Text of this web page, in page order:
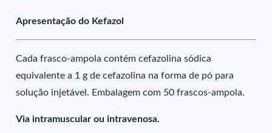
Apresentação do Kefazol
Cada frasco-ampola contém cefazolina sódica
equivalente a 1 g de cefazolina na forma de pó para
solução injetável. Embalagem com 50 frascos-ampola.
Via intramuscular ou intravenosa.